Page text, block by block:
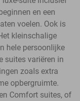
en een
voelen. Ook is
kleinschalige
hele persoonlijke
suites variëren in
zoals extra
opbergruimte.
Comfort suites, of